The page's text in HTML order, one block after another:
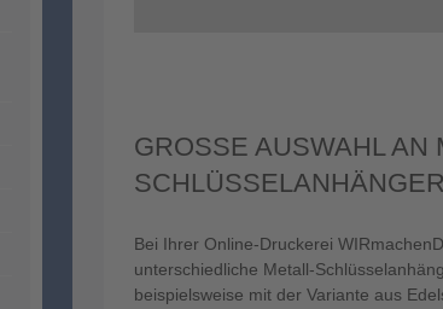
GROSSE AUSWAHL AN
Bei Ihrer Online-Druckerei
unterschiedliche Metall-
beispielsweise mit der Variante aus